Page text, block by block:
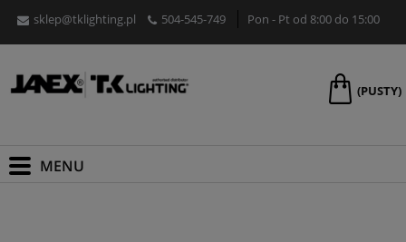
sklep@tklighting.pl 504-545-749 Pon - Pt od 8:00 do 15:00
(PUSTY)